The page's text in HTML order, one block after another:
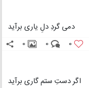
دمی گردِ دلِ یاری برآید
0
0
0
اگر دستِ ستم گاری برآید